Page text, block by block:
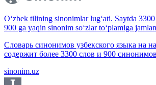
O‘zbek tilining sinonimlar lug‘ati. Saytda 3300
900 ga yaqin sinonim so‘zlar to‘plamiga
Словарь синонимов узбекского языка на
содержит более 3300 слов и 900
sinonim.uz